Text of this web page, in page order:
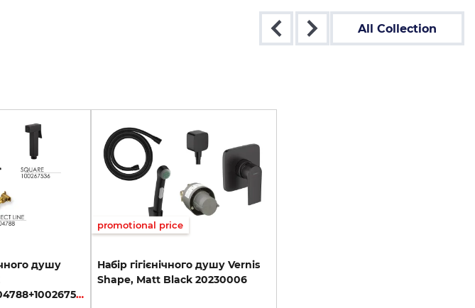
All Collection
душу
100304798+100304788+100267536, чорний
promotional price
Набір гігієнічного душу Vernis
Shape, Matt Black 20230006